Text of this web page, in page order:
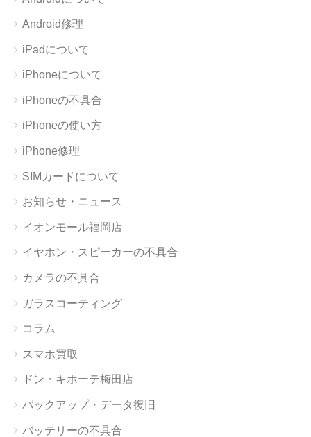
Android修理
iPadについて
iPhoneについて
iPhoneの不具合
iPhoneの使い方
iPhone修理
SIMカードについて
お知らせ・ニュース
イオンモール福岡店
イヤホン・スピーカーの不具合
カメラの不具合
ガラスコーティング
コラム
スマホ買取
ドン・キホーテ梅田店
バックアップ・データ復旧
バッテリーの不具合